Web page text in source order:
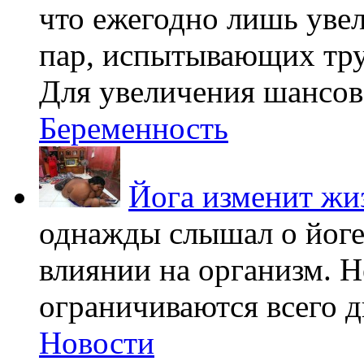
что ежегодно лишь
пар, испытывающих
Для увеличения
Беременность
Йога изменит
однажды слышал о
влиянии на организм.
ограничиваются всего
Новости